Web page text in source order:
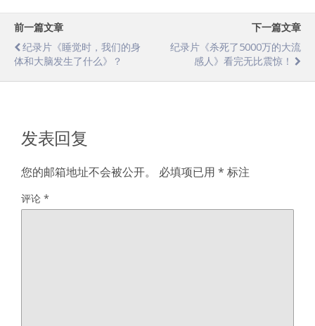
前一篇文章
纪录片《睡觉时，我们的身
体和大脑发生了什么》？
下一篇文章
纪录片《杀死了5000万的大流
感人》看完无比震惊！
发表回复
您的邮箱地址不会被公开。 必填项已用 * 标注
评论 *